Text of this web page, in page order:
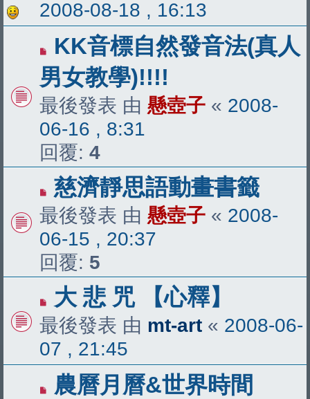
2008-08-18 , 16:13
KK音標自然發音法(真人
男女教學)!!!!
最後發表 由 懸壺子 « 2008-
06-16 , 8:31
回覆: 4
慈濟靜思語動畫書籤
最後發表 由 懸壺子 « 2008-
06-15 , 20:37
回覆: 5
大 悲 咒 【心釋】
最後發表 由 mt-art « 2008-06-
07 , 21:45
農曆月曆&世界時間